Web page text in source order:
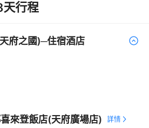
天行程
府之國)─住宿酒店
來登飯店(天府廣場店)